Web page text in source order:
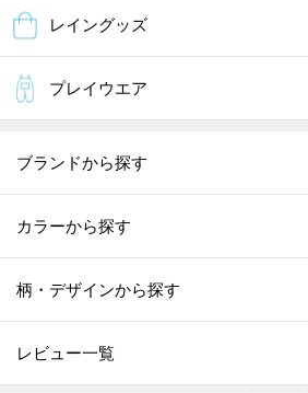
レイングッズ
プレイウエア
ブランドから探す
カラーから探す
柄・デザインから探す
レビュー一覧